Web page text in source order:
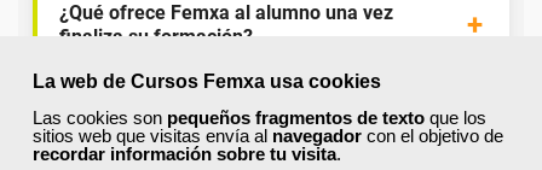
La web de Cursos Femxa usa cookies
Las cookies son pequeños fragmentos de texto que los
sitios web que visitas envía al navegador con el objetivo de
recordar información sobre tu visita.
¿Qué ofrece Femxa al alumno una vez
finaliza su formación?
¿Recibiré un certificado al finalizar un curso
gratuito?